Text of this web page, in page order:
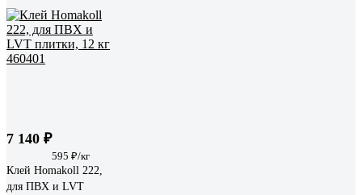
7 140 ₽
595 ₽/кг
Клей Homakoll 222,
для ПВХ и LVT